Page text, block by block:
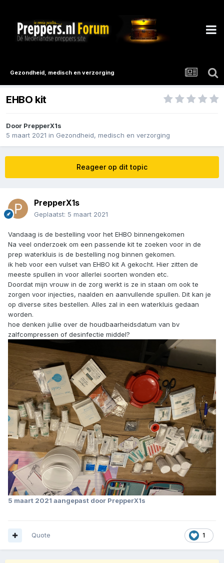
Gezondheid, medisch en verzorging
EHBO kit
Door PrepperX1s
5 maart 2021 in Gezondheid, medisch en verzorging
Reageer op dit topic
PrepperX1s
Geplaatst: 5 maart 2021
Vandaag is de bestelling voor het EHBO binnengekomen
Na veel onderzoek om een passende kit te zoeken voor in de
prep waterkluis is de bestelling nog binnen gekomen.
ik heb voor een vulset van EHBO kit A gekocht. Hier zitten de
meeste spullen in voor allerlei soorten wonden etc.
Doordat mijn vrouw in de zorg werkt is ze in staan om ook te
zorgen voor injecties, naalden en aanvullende spullen. Dit kan je
op diverse sites bestellen. Alles zal in een waterkluis gedaan
worden.
hoe denken jullie over de houdbaarheidsdatum van bv
zalfcompressen of desinfectie middel?
5 maart 2021 aangepast door PrepperX1s
1
Quote